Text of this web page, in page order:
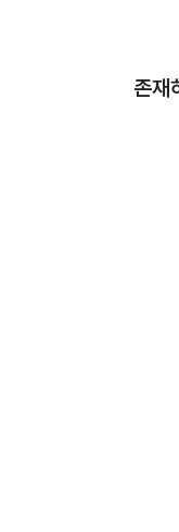
존재